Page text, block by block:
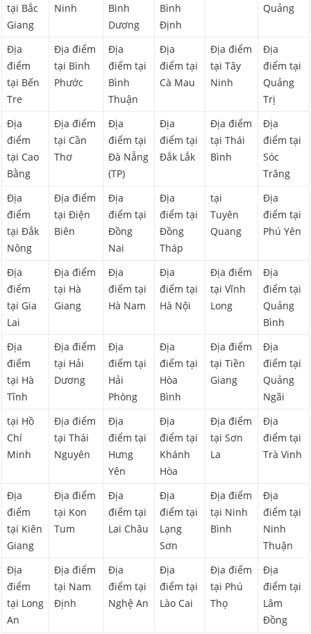
tại Bắc
Giang
Ninh
Bình
Dương
Bình
Định
Quảng
Địa
điểm
tại Bến
Tre
Địa điểm
tại Bình
Phước
Địa
điểm tại
Bình
Thuận
Địa
điểm tại
Cà Mau
Địa điểm
tại Tây
Ninh
Địa
điểm tại
Quảng
Trị
Địa
điểm
tại Cao
Bằng
Địa điểm
tại Cần
Thơ
Địa
điểm tại
Đà Nẵng
(TP)
Địa
điểm tại
Đắk Lắk
Địa điểm
tại Thái
Bình
Địa
điểm tại
Sóc
Trăng
Địa
điểm
tại Đắk
Nông
Địa điểm
tại Điện
Biên
Địa
điểm tại
Đồng
Nai
Địa
điểm tại
Đồng
Tháp
tại
Tuyên
Quang
Địa
điểm tại
Phú Yên
Địa
điểm
tại Gia
Lai
Địa điểm
tại Hà
Giang
Địa
điểm tại
Hà Nam
Địa
điểm tại
Hà Nội
Địa điểm
tại Vĩnh
Long
Địa
điểm tại
Quảng
Bình
Địa
điểm
tại Hà
Tĩnh
Địa điểm
tại Hải
Dương
Địa
điểm tại
Hải
Phòng
Địa
điểm tại
Hòa
Bình
Địa điểm
tại Tiền
Giang
Địa
điểm tại
Quảng
Ngãi
tại Hồ
Chí
Minh
Địa điểm
tại Thái
Nguyên
Địa
điểm tại
Hưng
Yên
Địa
điểm tại
Khánh
Hòa
Địa điểm
tại Sơn
La
Địa
điểm tại
Trà Vinh
Địa
điểm
tại Kiên
Giang
Địa điểm
tại Kon
Tum
Địa
điểm tại
Lai Châu
Địa
điểm tại
Lạng
Sơn
Địa điểm
tại Ninh
Bình
Địa
điểm tại
Ninh
Thuận
Địa
điểm
tại Long
An
Địa điểm
tại Nam
Định
Địa
điểm tại
Nghệ An
Địa
điểm tại
Lào Cai
Địa điểm
tại Phú
Thọ
Địa
điểm tại
Lâm
Đồng